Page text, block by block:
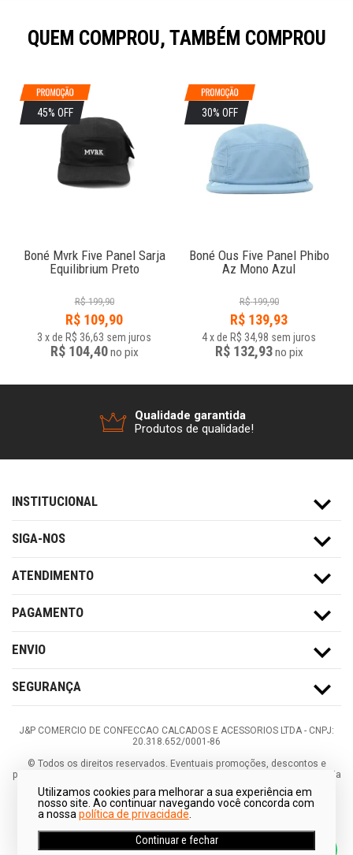
QUEM COMPROU, TAMBÉM COMPROU
45% OFF
Boné Mvrk Five Panel Sarja
Equilibrium Preto
R$ 199,90
R$ 109,90
3 xde R$ 36,63 sem juros
R$ 104,40no pix
30% OFF
Boné Ous Five Panel Phibo
Az Mono Azul
R$ 199,90
R$ 139,93
4xde R$ 34,98 sem juros
R$ 132,93no pix
Qualidade garantida
Produtos de qualidade!
INSTITUCIONAL
SIGA-NOS
ATENDIMENTO
PAGAMENTO
ENVIO
SEGURANÇA
J&P COMERCIO DE CONFECCAO CALCADOS E ACESSORIOS LTDA - CNPJ:
20.318.652/0001-86
© Todos os direitos reservados. Eventuais promoções, descontos e
prazos de pagamento expostos aqui são válidos apenas para compras via
internet. As fotos, textos e layout aqui veiculados são de propriedade da
Loja. É proibida a utilização total ou parcial sem nossa autorização.
Utilizamos cookies para melhorar a sua experiência em
nosso site. Ao continuar navegando você concorda com
a nossa política de privacidade
Continuar e fechar